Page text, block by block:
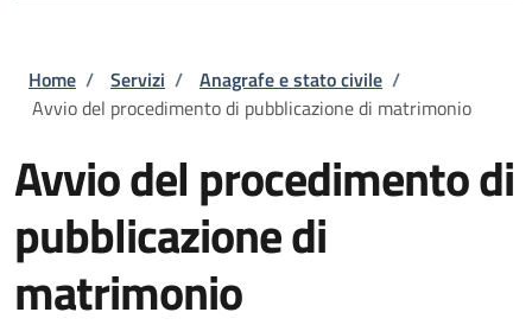
Briciole di pane
Home / Servizi / Anagrafe e stato civile /
Avvio del procedimento di pubblicazione di matrimonio
Avvio del procedimento di
pubblicazione di
matrimonio